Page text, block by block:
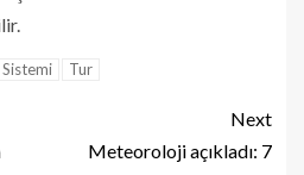
Sistemi Tur
Next
Meteoroloji açıkladı: 7